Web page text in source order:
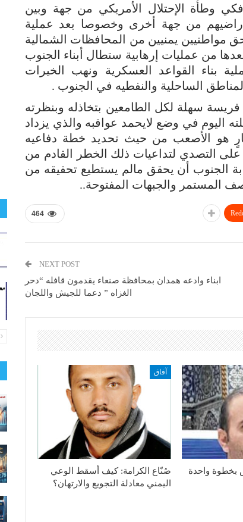
وطأة الإحتلال الأمريكي من جهة وبين
من جهة أخرى وخصوصا بعد عملية
مواطنيين يمنيين من المحافظات الشمالية
من عمليات إرهابية ستطال أبناء الجنوب
بناء القواعد العسكرية ونهب الخيرات
الساحلية والنفطيه في الجنوب .
سهلة لكل الطامعين بتخاذله وبنظرته
اليوم في وضع لايحمد عواقبه والذي يزداد
هو الأصعب من حيث تحديد خطة دفاعيه
التصدي لتداعيات ذلك الخطر القادم من
الجنوب أن يحقق مالم يستطيع تحقيقه من
المستمر والجبهات المفتوحة..
464
NEXT POST
ابناء وادعه همدان بمحافظة صنعاء يقدمون قافله “دحر
الغزاه ” دعما للجيش واللجان
بخطوة واحدة
آفاق
صُنّاع الكرامة: كيف أسقط الوعي
اليمني معادلة التجويع والارتهان؟